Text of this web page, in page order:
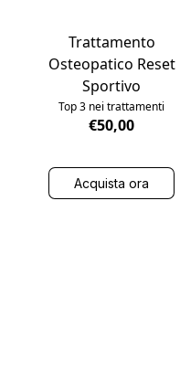
Trattamento
Osteopatico Reset
Sportivo
Top 3 nei trattamenti
€50,00
Acquista ora